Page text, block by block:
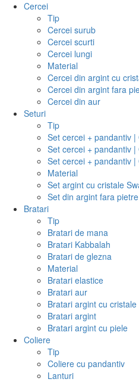
Cercei
Tip
Cercei surub
Cercei scurti
Cercei lungi
Material
Cercei din argint cu
Cercei din argint fara
Cercei din aur
Seturi
Tip
Set cercei + pandantiv
Set cercei + pandantiv
Set cercei + pandantiv |
Material
Set argint cu cristale
Set din argint fara pietre
Bratari
Tip
Bratari de mana
Bratari Kabbalah
Bratari de glezna
Material
Bratari elastice
Bratari aur
Bratari argint cu
Bratari argint
Bratari argint cu piele
Coliere
Tip
Coliere cu pandantiv
Lanturi